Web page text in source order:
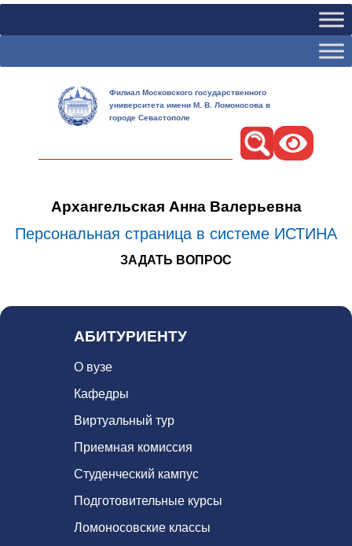
Филиал Московского государственного
университета имени М. В. Ломоносова в
городе Севастополе
Архангельская Анна Валерьевна
Персональная страница в системе ИСТИНА
ЗАДАТЬ ВОПРОС
АБИТУРИЕНТУ
О вузе
Кафедры
Виртуальный тур
Приемная комиссия
Студенческий кампус
Подготовительные курсы
Ломоносовские классы